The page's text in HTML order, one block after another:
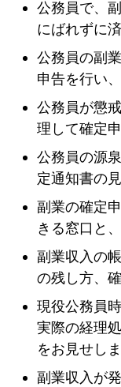
公務員で、
にばれずに
公務員の副
申告を行い
公務員が懲
理して確定
公務員の源
定通知書の
副業の確定
きる窓口と
副業収入の
の残し方、
現役公務員
実際の経理
をお見せし
副業収入が